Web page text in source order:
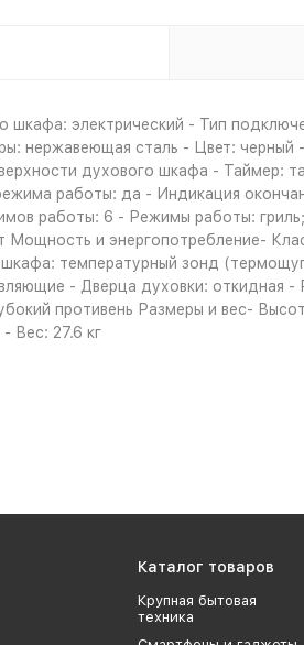
шкафа: электрический - Тип
нержавеющая сталь - Цвет: черный
духового шкафа - Таймер:
работы: да - Индикация
работы: 6 - Режимы работы:
Мощность и энергопотребление-
температурный зонд
- Дверца духовки:
противень Размеры и вес-
Вес: 27.6 кг
Каталог товаров
Крупная бытовая
техника